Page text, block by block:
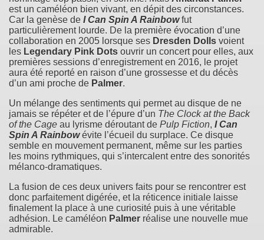
est un caméléon bien vivant, en dépit des circonstances.
Car la genèse de I Can Spin A Rainbow fut
particulièrement lourde. De la première évocation d’une
collaboration en 2005 lorsque ses Dresden Dolls voient
les Legendary Pink Dots ouvrir un concert pour elles, aux
premières sessions d’enregistrement en 2016, le projet
aura été reporté en raison d’une grossesse et du décès
d’un ami proche de Palmer.
Un mélange des sentiments qui permet au disque de ne
jamais se répéter et de l’épure d’un The Clock at the Back
of the Cage au lyrisme déroutant de Pulp Fiction, I Can
Spin A Rainbow évite l’écueil du surplace. Ce disque
semble en mouvement permanent, même sur les parties
les moins rythmiques, qui s’intercalent entre des sonorités
mélanco-dramatiques.
La fusion de ces deux univers faits pour se rencontrer est
donc parfaitement digérée, et la réticence initiale laisse
finalement la place à une curiosité puis à une véritable
adhésion. Le caméléon Palmer réalise une nouvelle mue
admirable.